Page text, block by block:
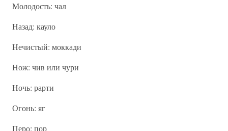
Молодость: чал
Назад: кауло
Нечистый: моккади
Нож: чив или чури
Ночь: рарти
Огонь: яг
Перо: пор